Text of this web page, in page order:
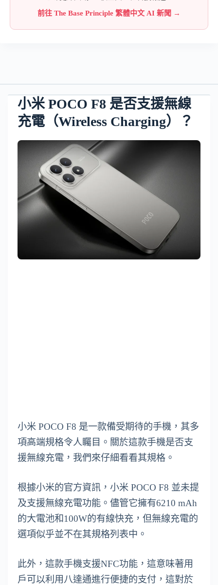
前往 The Base Principle 繁體中文 AI 新聞 →
小米 POCO F8 是否支援無線
充電（Wireless Charging）？
小米 POCO F8 是一款備受期待的手機，其多
項高端規格令人矚目。關於這款手機是否支
援無線充電，我們來仔細看看其規格。
根據小米的官方資訊，小米 POCO F8 並未提
及支援無線充電功能。儘管它擁有6210 mAh
的大電池和100W的有線快充，但無線充電的
選項似乎並不在其規格列表中。
此外，這款手機支援NFC功能，這意味著用
戶可以利用八達通進行便捷的支付，這對於